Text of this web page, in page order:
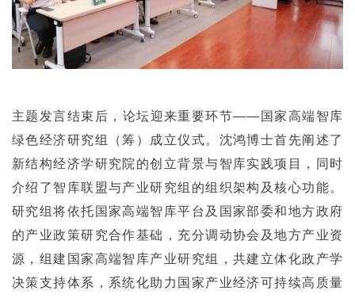
主题发言结束后，论坛迎来重要环节——国家高端智库
绿色经济研究组（筹）成立仪式。沈鸿博士首先阐述了
新结构经济学研究院的创立背景与智库实践项目，同时
介绍了智库联盟与产业研究组的组织架构及核心功能。
研究组将依托国家高端智库平台及国家部委和地方政府
的产业政策研究合作基础，充分调动协会及地方产业资
源，组建国家高端智库产业研究组，共建立体化政产学
决策支持体系，系统化助力国家产业经济可持续高质量